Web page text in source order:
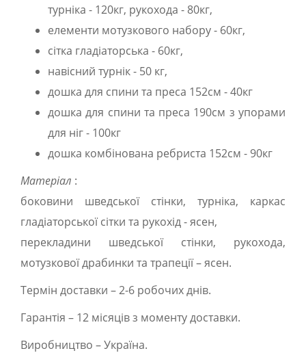
турніка - 120кг, рукохода - 80кг,
елементи мотузкового набору - 60кг,
сітка гладіаторська - 60кг,
навісний турнік - 50 кг,
дошка для спини та преса 152см - 40кг
дошка для спини та преса 190см з упорами
для ніг - 100кг
дошка комбінована ребриста 152см - 90кг
Матеріал :
боковини шведської стінки, турніка, каркас
гладіаторської сітки та рукохід - ясен,
перекладини шведської стінки, рукохода,
мотузкової драбинки та трапеції – ясен.
Термін доставки – 2-6 робочих днів.
Гарантія – 12 місяців з моменту доставки.
Виробництво – Україна.